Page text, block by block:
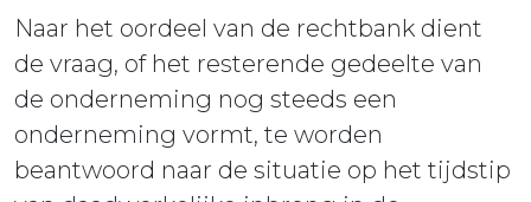
Naar het oordeel van de rechtbank dient
de vraag, of het resterende gedeelte van
de onderneming nog steeds een
onderneming vormt, te worden
beantwoord naar de situatie op het tijdstip